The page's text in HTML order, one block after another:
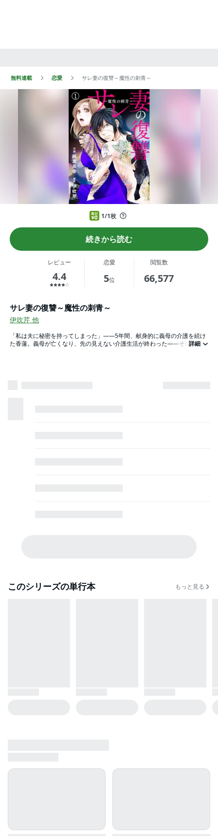
無料連載 恋愛 サレ妻の復讐～魔性の刺青～
1/1枚
続きから読む
レビュー 恋愛 閲覧数
4.4 5位 66,577
サレ妻の復讐～魔性の刺青～
伊吹芹 他
「私は夫に秘密を持ってしまった」――5年間、献身的に義母の介護を続け
た香蓮。義母が亡くなり、先の見えない介護生活が終わった――その四十九
詳細
このシリーズの単行本 もっと見る